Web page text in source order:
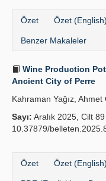
Özet Özet (English)
Benzer Makaleler
Wine Production
Ancient City of Perre
Kahraman Yağız,
Sayı: Aralık 2025, Cilt
10.37879/
Özet Özet (English)